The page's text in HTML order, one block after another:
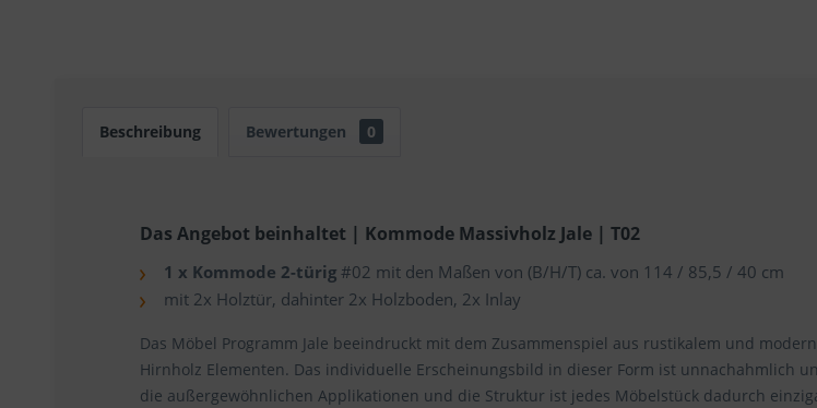
Beschreibung Bewertungen 0
Das Angebot beinhaltet | Kommode Massivholz Jale | T02
1 x Kommode 2-türig #02 mit den Maßen von (B/H/T) ca. von 114 / 85,5 / 40 cm
mit 2x Holztür, dahinter 2x Holzboden, 2x Inlay
Das Möbel Programm Jale beeindruckt mit dem Zusammenspiel aus rustikalem und
Hirnholz Elementen. Das individuelle Erscheinungsbild in dieser Form ist unnachahmlich
die außergewöhnlichen Applikationen und die Struktur ist jedes Möbelstück dadurch